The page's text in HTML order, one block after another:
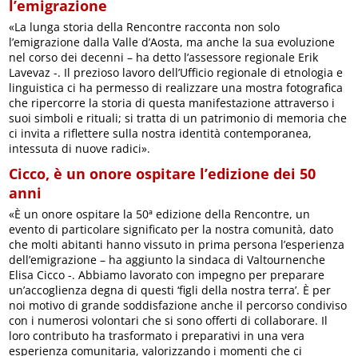
l’emigrazione
«La lunga storia della Rencontre racconta non solo
l’emigrazione dalla Valle d’Aosta, ma anche la sua evoluzione
nel corso dei decenni – ha detto l’assessore regionale Erik
Lavevaz -. Il prezioso lavoro dell’Ufficio regionale di etnologia e
linguistica ci ha permesso di realizzare una mostra fotografica
che ripercorre la storia di questa manifestazione attraverso i
suoi simboli e rituali; si tratta di un patrimonio di memoria che
ci invita a riflettere sulla nostra identità contemporanea,
intessuta di nuove radici».
Cicco, è un onore ospitare l’edizione dei 50
anni
«È un onore ospitare la 50ª edizione della Rencontre, un
evento di particolare significato per la nostra comunità, dato
che molti abitanti hanno vissuto in prima persona l’esperienza
dell’emigrazione – ha aggiunto la sindaca di Valtournenche
Elisa Cicco -. Abbiamo lavorato con impegno per preparare
un’accoglienza degna di questi ‘figli della nostra terra’. È per
noi motivo di grande soddisfazione anche il percorso condiviso
con i numerosi volontari che si sono offerti di collaborare. Il
loro contributo ha trasformato i preparativi in ​​una vera
esperienza comunitaria, valorizzando i momenti che ci